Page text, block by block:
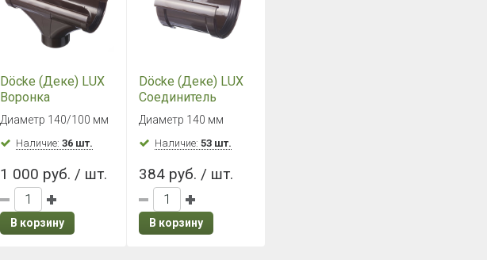
Döcke (Деке) LUX
Воронка
(Шоколад)
Диаметр 140/100 мм
Наличие:36 шт.
1 000 руб. / шт.
В корзину
Döcke (Деке) LUX
Соединитель
желобов
(Шоколад)
Диаметр 140 мм
Наличие:53 шт.
384 руб. / шт.
В корзину